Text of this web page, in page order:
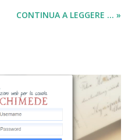
Nella seguente guida,
concedere più queste
Comunque sia, ancora oggi
per molti
prodotti. Ecco perchè
CONTINUA A LEGGERE ... »